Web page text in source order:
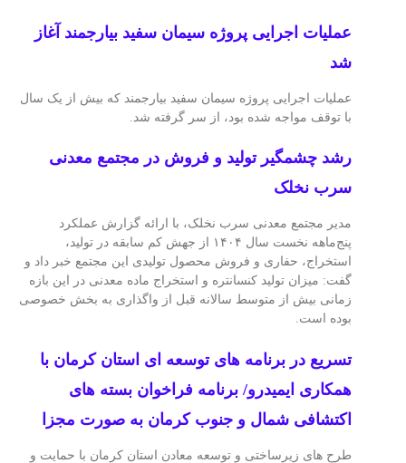
عملیات اجرایی پروژه سیمان سفید بیارجمند آغاز
شد
عملیات اجرایی پروژه سیمان سفید بیارجمند که بیش از یک سال
با توقف مواجه شده بود، از سر گرفته شد.
رشد چشمگیر تولید و فروش در مجتمع معدنی
سرب نخلک
مدیر مجتمع معدنی سرب نخلک، با ارائه گزارش عملکرد
پنج‌ماهه نخست سال ۱۴۰۴ از جهش کم سابقه در تولید،
استخراج، حفاری و فروش محصول تولیدی این مجتمع خبر داد و
گفت: میزان تولید کنسانتره و استخراج ماده معدنی در این بازه
زمانی بیش از متوسط سالانه قبل از واگذاری به بخش خصوصی
بوده است.
تسریع در برنامه های توسعه ای استان کرمان با
همکاری ایمیدرو/ برنامه فراخوان بسته های
اکتشافی شمال و جنوب کرمان به صورت مجزا
طرح های زیرساختی و توسعه معادن استان کرمان با حمایت و